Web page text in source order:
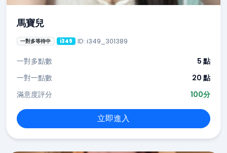
馬寶兒
一對多等待中 i349 ID: i349_301389
一對多點數
5 點
一對一點數
20 點
滿意度評分
100分
立即進入